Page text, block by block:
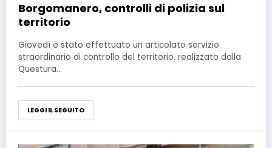
Borgomanero, controlli di polizia sul
territorio
Giovedì è stato effettuato un articolato servizio
straordinario di controllo del territorio, realizzato dalla
Questura…
LEGGI IL SEGUITO